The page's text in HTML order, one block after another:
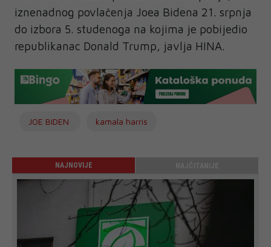
iznenadnog povlačenja Joea Bidena 21. srpnja
do izbora 5. studenoga na kojima je pobijedio
republikanac Donald Trump, javlja HINA.
JOE BIDEN kamala harris
NAJNOVIJE